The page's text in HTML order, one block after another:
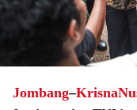
Jombang–